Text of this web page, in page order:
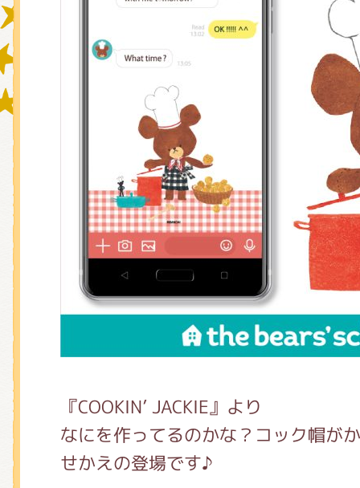
『COOKIN’ JACKIE』より
なにを作ってるのかな？コック帽が
せかえの登場です♪
ミュージカル・コンサート
おたのしみコンテンツ(クイズ・
チア ジャッキーズ！
くまのがっこう しょくいんしつ
くまのがっこう 家庭科部